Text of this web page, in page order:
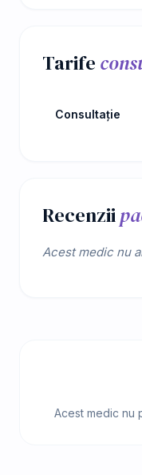
Tarife
Consultație
Recenzii
Acest medic nu
Acest medic nu